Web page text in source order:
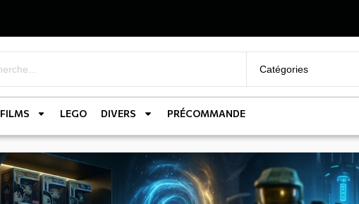
FILMS LEGO DIVERS PRÉCOMMANDE